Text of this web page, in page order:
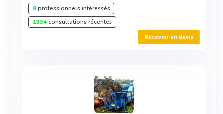
8professionnels intéressés
1334consultations récentes
Recevoir un devis